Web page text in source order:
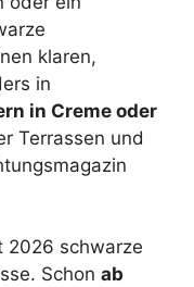
klaren,
in
in Creme oder
Terrassen und
2026 schwarze
Schon ab